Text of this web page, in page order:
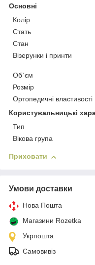
Основні
Колір
Стать
Стан
Візерунки і принти
Об`єм
Розмір
Ортопедичні властивості
Користувальницькі
Тип
Вікова група
Приховати
Умови доставки
Нова Пошта
Магазини Rozetka
Укрпошта
Самовивіз